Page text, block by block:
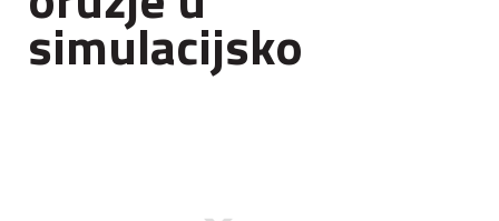
simulacijsko